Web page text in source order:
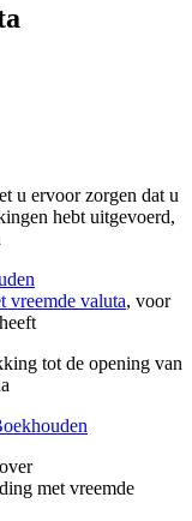
u ervoor zorgen dat u
hebt uitgevoerd,
vreemde valuta, voor
tot de opening van
met vreemde